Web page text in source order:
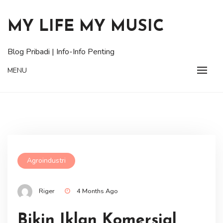
content
MY LIFE MY MUSIC
Blog Pribadi | Info-Info Penting
MENU
Agroindustri
Riger 4 Months Ago